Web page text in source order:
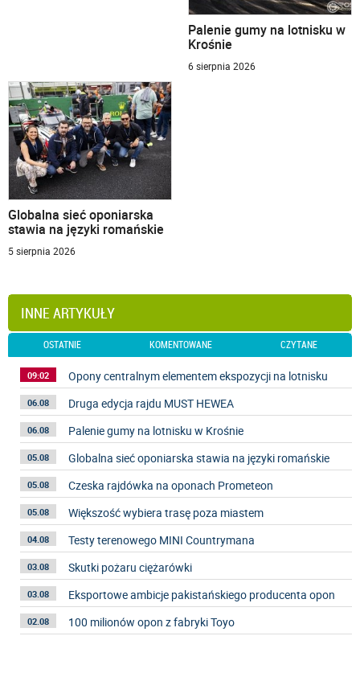
Palenie gumy na lotnisku w
Krośnie
6 sierpnia 2026
Globalna sieć oponiarska
stawia na języki romańskie
5 sierpnia 2026
INNE ARTYKUŁY
OSTATNIE KOMENTOWANE CZYTANE
09:02 Opony centralnym elementem ekspozycji na lotnisku
06.08 Druga edycja rajdu MUST HEWEA
06.08 Palenie gumy na lotnisku w Krośnie
05.08 Globalna sieć oponiarska stawia na języki romańskie
05.08 Czeska rajdówka na oponach Prometeon
05.08 Większość wybiera trasę poza miastem
04.08 Testy terenowego MINI Countrymana
03.08 Skutki pożaru ciężarówki
03.08 Eksportowe ambicje pakistańskiego producenta opon
02.08 100 milionów opon z fabryki Toyo